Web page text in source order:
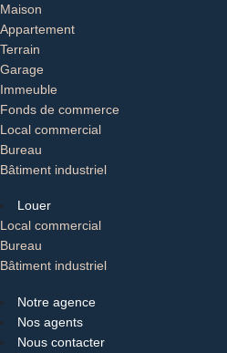
Maison
Appartement
Terrain
Garage
Immeuble
Fonds de commerce
Local commercial
Bureau
Bâtiment industriel
Louer
Local commercial
Bureau
Bâtiment industriel
Notre agence
Nos agents
Nous contacter